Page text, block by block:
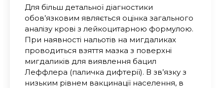
Для більш детальної діагностики
обов’язковим являється оцінка загального
аналізу крові з лейкоцитарною формулою.
При наявності нальотів на мигдаликах
проводиться взяття мазка з поверхні
мигдаликів для виявлення бацил
Леффлера (паличка дифтерії). В зв’язку з
низьким рівнем вакцинації населення, в